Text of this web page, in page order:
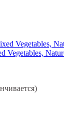
Vegetables,